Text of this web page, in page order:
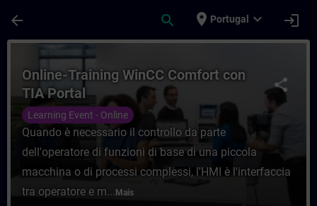
arrow_back search place Portugal expand_more login
Curso - Online-Training WinCC Comfort
share
Online-Training WinCC Comfort con
TIA Portal
Learning Event - Online
Quando è necessario il controllo da parte
dell'operatore di funzioni di base di una piccola
macchina o di processi complessi, l'HMI è l'interfaccia
tra operatore e m... Mais